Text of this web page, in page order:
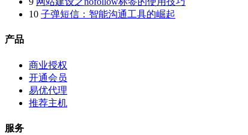
10 子弹短信：智能沟通工具的崛起
产品
商业授权
开通会员
易优代理
推荐主机
服务